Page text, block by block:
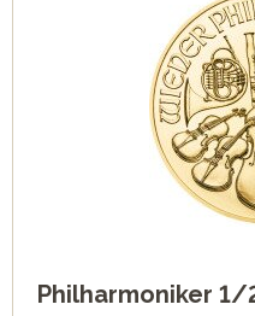
Philharmoniker 1/